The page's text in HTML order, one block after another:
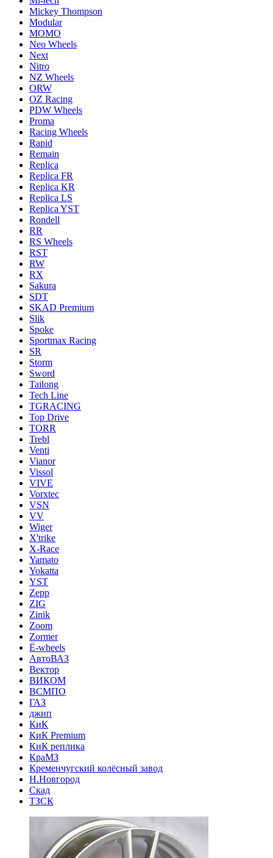
Mickey Thompson
Modular
MOMO
Neo Wheels
Next
Nitro
NZ Wheels
ORW
OZ Racing
PDW Wheels
Proma
Racing Wheels
Rapid
Remain
Replica
Replica FR
Replica KR
Replica LS
Replica YST
Rondell
RR
RS Wheels
RST
RW
RX
Sakura
SDT
SKAD Premium
Slik
Spoke
Sportmax Racing
SR
Storm
Sword
Tailong
Tech Line
TGRACING
Top Drive
TORR
Trebl
Venti
Vianor
Vissol
VIVE
Vorxtec
VSN
VV
Wiger
X'trike
X-Race
Yamato
Yokatta
YST
Zepp
ZIG
Zinik
Zoom
Zormer
Ё-wheels
АвтоВАЗ
Вектор
ВИКОМ
ВСМПО
ГАЗ
джип
КиК
КиК Premium
КиК реплика
КраМЗ
Кременчугский колёсный завод
Н.Новгород
Скад
ТЗСК